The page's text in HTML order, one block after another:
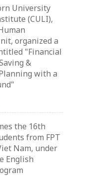
University
(CULI),
organized a
"Financial
&
with a
the 16th
from FPT
Nam, under
English